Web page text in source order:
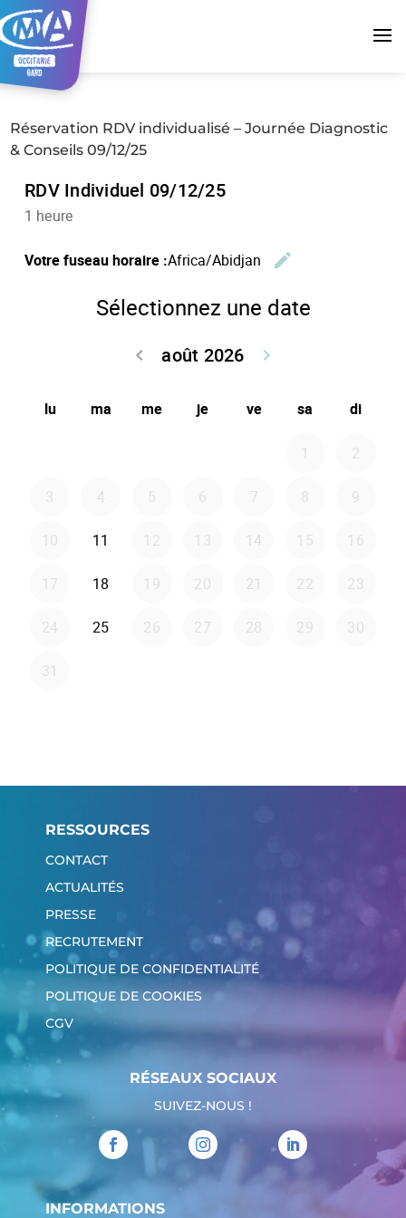
Réservation RDV individualisé – Journée Diagnostic
& Conseils 09/12/25
RESSOURCES
CONTACT
ACTUALITÉS
PRESSE
RECRUTEMENT
POLITIQUE DE CONFIDENTIALITÉ
POLITIQUE DE COOKIES
CGV
RÉSEAUX SOCIAUX
SUIVEZ-NOUS !
INFORMATIONS